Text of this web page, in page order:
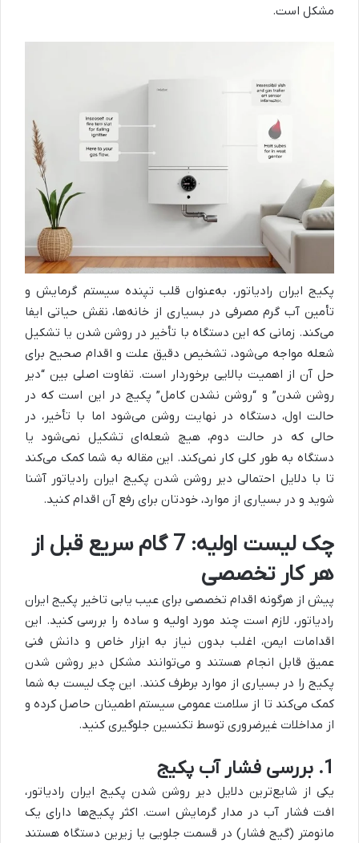
مشکل است.
پکیج ایران رادیاتور، به‌عنوان قلب تپنده سیستم گرمایش و
تأمین آب گرم مصرفی در بسیاری از خانه‌ها، نقش حیاتی ایفا
می‌کند. زمانی که این دستگاه با تأخیر در روشن شدن یا تشکیل
شعله مواجه می‌شود، تشخیص دقیق علت و اقدام صحیح برای
حل آن از اهمیت بالایی برخوردار است. تفاوت اصلی بین “دیر
روشن شدن” و “روشن نشدن کامل” پکیج در این است که در
حالت اول، دستگاه در نهایت روشن می‌شود اما با تأخیر، در
حالی که در حالت دوم، هیچ شعله‌ای تشکیل نمی‌شود یا
دستگاه به طور کلی کار نمی‌کند. این مقاله به شما کمک می‌کند
تا با دلایل احتمالی دیر روشن شدن پکیج ایران رادیاتور آشنا
شوید و در بسیاری از موارد، خودتان برای رفع آن اقدام کنید.
چک لیست اولیه: 7 گام سریع قبل از
هر کار تخصصی
پیش از هرگونه اقدام تخصصی برای عیب یابی تاخیر پکیج ایران
رادیاتور، لازم است چند مورد اولیه و ساده را بررسی کنید. این
اقدامات ایمن، اغلب بدون نیاز به ابزار خاص و دانش فنی
عمیق قابل انجام هستند و می‌توانند مشکل دیر روشن شدن
پکیج را در بسیاری از موارد برطرف کنند. این چک لیست به شما
کمک می‌کند تا از سلامت عمومی سیستم اطمینان حاصل کرده و
از مداخلات غیرضروری توسط تکنسین جلوگیری کنید.
1. بررسی فشار آب پکیج
یکی از شایع‌ترین دلایل دیر روشن شدن پکیج ایران رادیاتور،
افت فشار آب در مدار گرمایش است. اکثر پکیج‌ها دارای یک
مانومتر (گیج فشار) در قسمت جلویی یا زیرین دستگاه هستند